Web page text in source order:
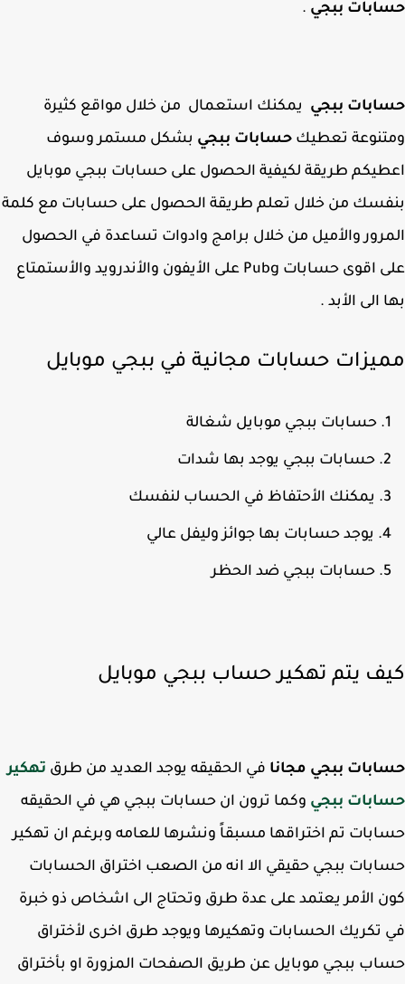
ببجي.
ببجييمكنك استعمال من خلال مواقع كثيرة
تعطيكحسابات ببجيبشكل مستمر وسوف
طريقة لكيفية الحصول على حسابات ببجي موبايل
من خلال تعلم طريقة الحصول على حسابات مع كلمة
والأميل من خلال برامج وادوات تساعدة في الحصول
على اقوى حسابات Pubg على الأيفون والأندرويد والأستمتاع
الى الأبد .
حسابات مجانية في ببجي موبايل
حسابات ببجي موبايل شغالة
حسابات ببجي يوجد بها شدات
يمكنك الأحتفاظ في الحساب لنفسك
يوجد حسابات بها جوائز وليفل عالي
حسابات ببجي ضد الحظر
يتم تهكير حساب ببجي موبايل
ببجي مجانافي الحقيقه يوجد العديد من طرقتهكير
ببجيوكما ترون ان حسابات ببجي هي في الحقيقه
تم اختراقها مسبقاً ونشرها للعامه وبرغم ان تهكير
ببجي حقيقي الا انه من الصعب اختراق الحسابات
الأمر يعتمد على عدة طرق وتحتاج الى اشخاص ذو خبرة
تكريك الحسابات وتهكيرها ويوجد طرق اخرى لأختراق
ببجي موبايل عن طريق الصفحات المزورة او بأختراق